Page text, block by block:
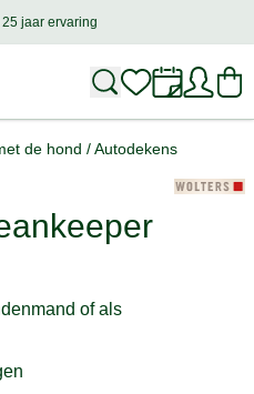
jaar ervaring
meer dan25 jaar ervaring
de hond /Autodekens
of als